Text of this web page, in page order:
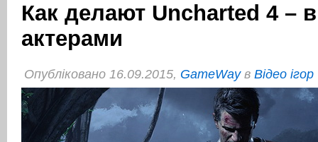
Как делают Uncharted 4 –
актерами
Опубліковано 16.09.2015, GameWayв Відео ігор